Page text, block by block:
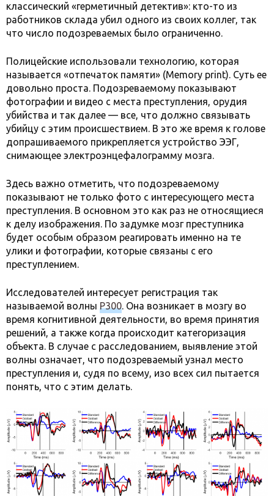
классический «герметичный детектив»: кто-то из
работников склада убил одного из своих коллег, так
что число подозреваемых было ограниченно.
Полицейские использовали технологию, которая
называется «отпечаток памяти» (Memory print). Суть ее
довольно проста. Подозреваемому показывают
фотографии и видео с места преступления, орудия
убийства и так далее — все, что должно связывать
убийцу с этим происшествием. В это же время к голове
допрашиваемого прикрепляется устройство ЭЭГ,
снимающее электроэнцефалограмму мозга.
Здесь важно отметить, что подозреваемому
показывают не только фото с интересующего места
преступления. В основном это как раз не относящиеся
к делу изображения. По задумке мозг преступника
будет особым образом реагировать именно на те
улики и фотографии, которые связаны с его
преступлением.
Исследователей интересует регистрация так
называемой волны P300. Она возникает в мозгу во
время когнитивной деятельности, во время принятия
решений, а также когда происходит категоризация
объекта. В случае с расследованием, выявление этой
волны означает, что подозреваемый узнал место
преступления и, судя по всему, изо всех сил пытается
понять, что с этим делать.